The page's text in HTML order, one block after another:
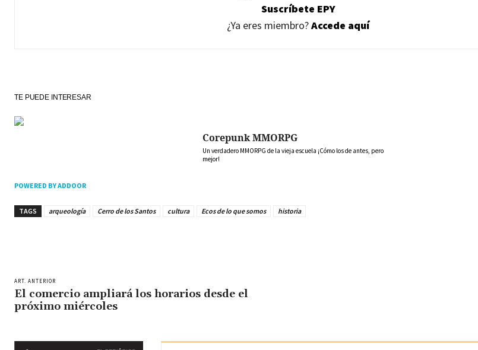
Suscríbete EPY
¿Ya eres miembro?Accede aquí
TE PUEDE INTERESAR
Corepunk MMORPG
Un verdadero MMORPG de la vieja escuela ¡Cómo los de antes, pero
mejor!
POWERED BY ADDOOR
TAGS arqueología Cerro de los Santos cultura Ecos de lo que somos historia
ART. ANTERIOR
El comercio ampliará los horarios desde el
próximo miércoles